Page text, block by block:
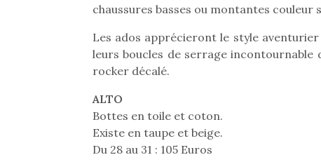
chaussures basses ou montantes couleur
Les ados apprécieront le style
leurs boucles de serrage
rocker décalé.
ALTO
Bottes en toile et coton.
Existe en taupe et beige.
Du 28 au 31 : 105 Euros